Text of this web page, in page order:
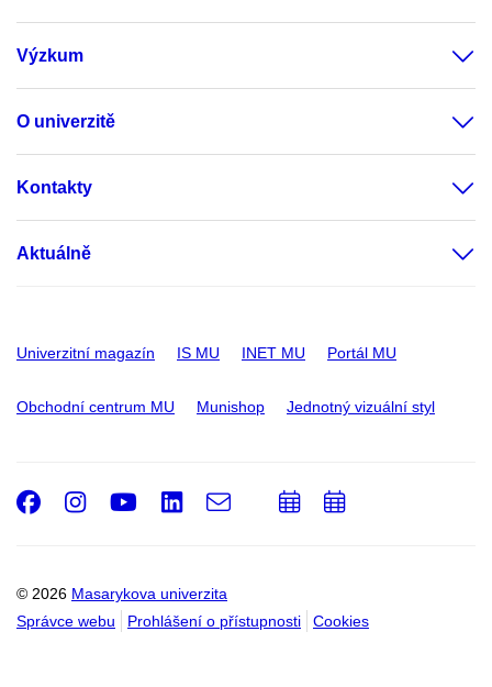
Výzkum
O univerzitě
Kontakty
Aktuálně
Univerzitní magazín IS MU INET MU Portál MU
Obchodní centrum MU Munishop Jednotný vizuální styl
© 2026 Masarykova univerzita
Správce webu
Prohlášení o přístupnosti Cookies
Facebook
Instagram
Youtube
LinkedIn
e-
Email
PřidatPřidat